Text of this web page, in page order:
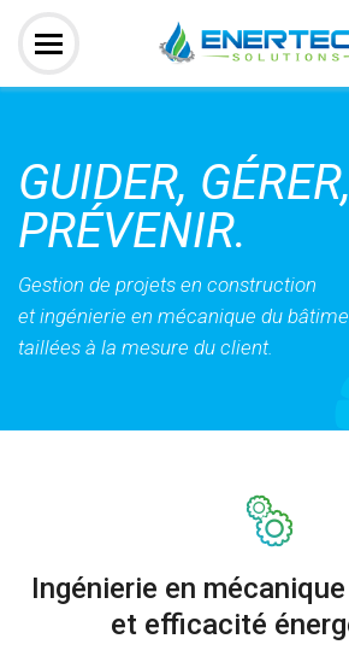
GUIDER, GÉRER,
PRÉVENIR.
Gestion de projets en construction
et ingénierie en mécanique du
taillées à la mesure du client.
Ingénierie en
et efficacité